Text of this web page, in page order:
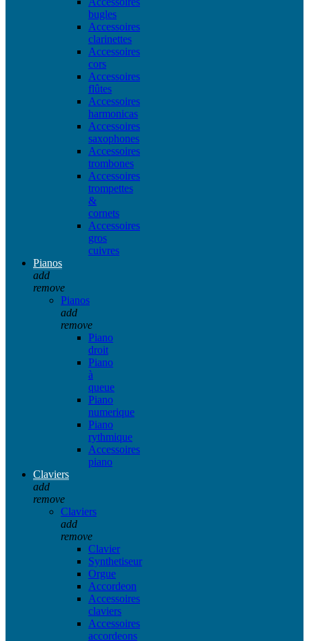
bugles
Accessoires
clarinettes
Accessoires
cors
Accessoires
flûtes
Accessoires
harmonicas
Accessoires
saxophones
Accessoires
trombones
Accessoires
trompettes
&
cornets
Accessoires
gros
cuivres
Pianos
add
remove
Pianos
add
remove
Piano
droit
Piano
à
queue
Piano
numerique
Piano
rythmique
Accessoires
piano
Claviers
add
remove
Claviers
add
remove
Clavier
Synthetiseur
Orgue
Accordeon
Accessoires
claviers
Accessoires
accordeons